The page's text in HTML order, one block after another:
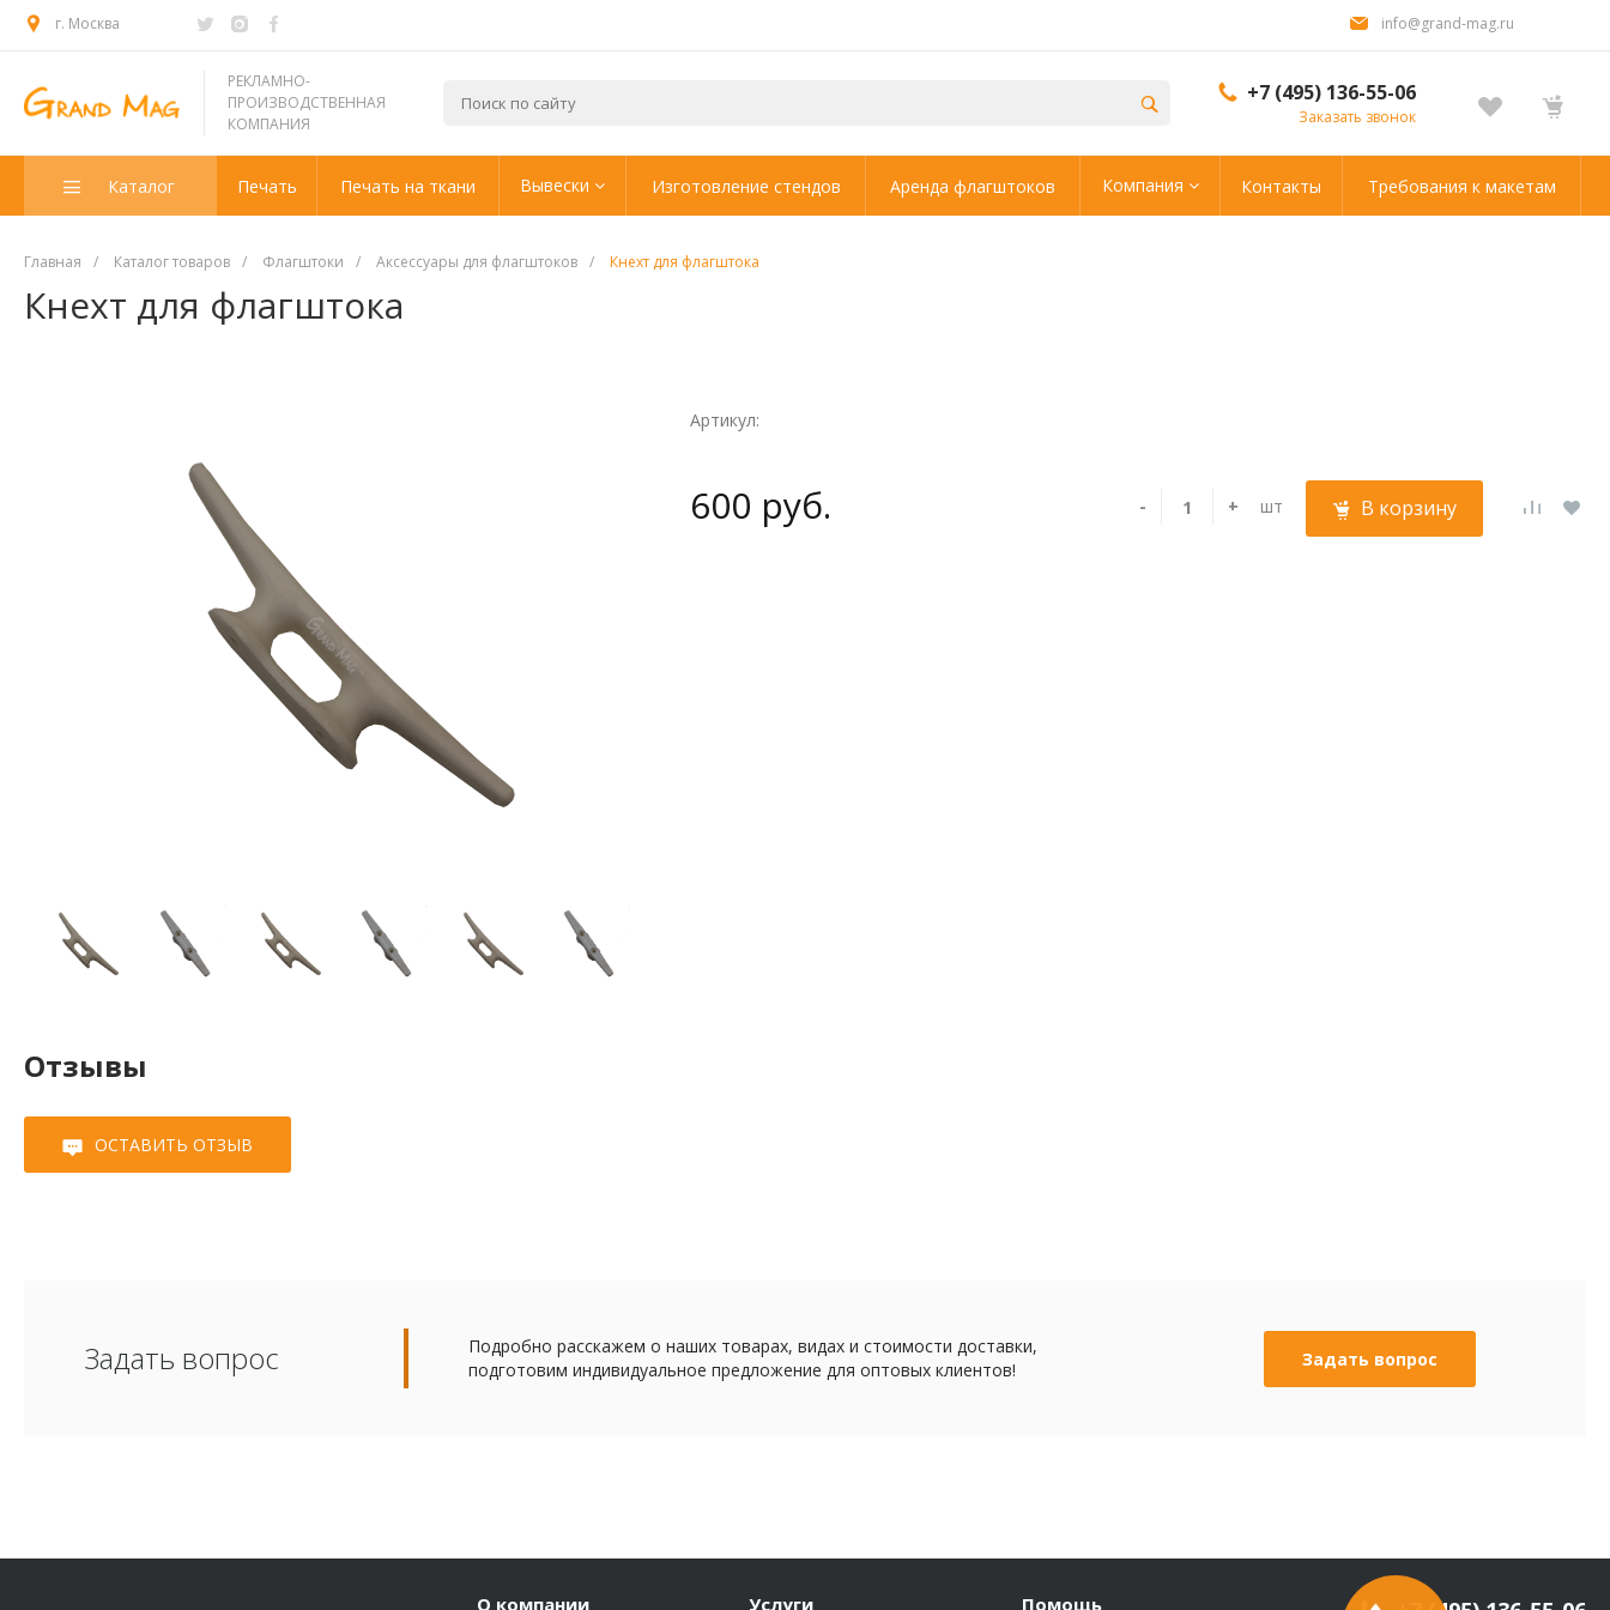
г. Москва info@grand-mag.ru
РЕКЛАМНО-
ПРОИЗВОДСТВЕННАЯ
КОМПАНИЯ
+7 (495) 136-55-06
Заказать звонок
Каталог Печать Печать на ткани Вывески Изготовление стендов Аренда флагштоков Компания Контакты Требования к макетам
Главная / Каталог товаров / Флагштоки / Аксессуары для флагштоков / Кнехт для флагштока
Кнехт для флагштока
Артикул:
600 руб. - + шт В корзину
Отзывы
ОСТАВИТЬ ОТЗЫВ
Задать вопрос
Подробно расскажем о наших товарах, видах и стоимости доставки,
подготовим индивидуальное предложение для оптовых клиентов!
Задать вопрос
О компании Услуги Помощь